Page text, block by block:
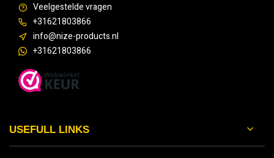
Veelgestelde vragen
+31621803866
info@nize-products.nl
+31621803866
USEFULL LINKS